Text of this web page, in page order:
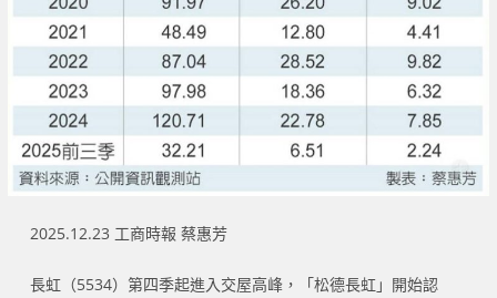
2025.12.23 工商時報 蔡惠芳
長虹（5534）第四季起進入交屋高峰，「松德長虹」開始認